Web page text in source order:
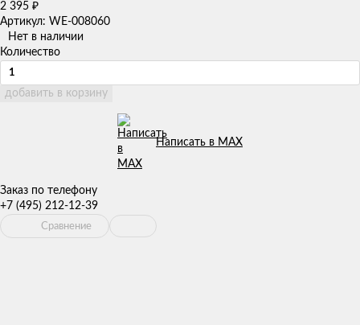
2 395 ₽
Артикул: WE-008060
Нет в наличии
Количество
добавить в корзину
Написать в MAX
Заказ по телефону
+7 (495) 212-12-39
Сравнение